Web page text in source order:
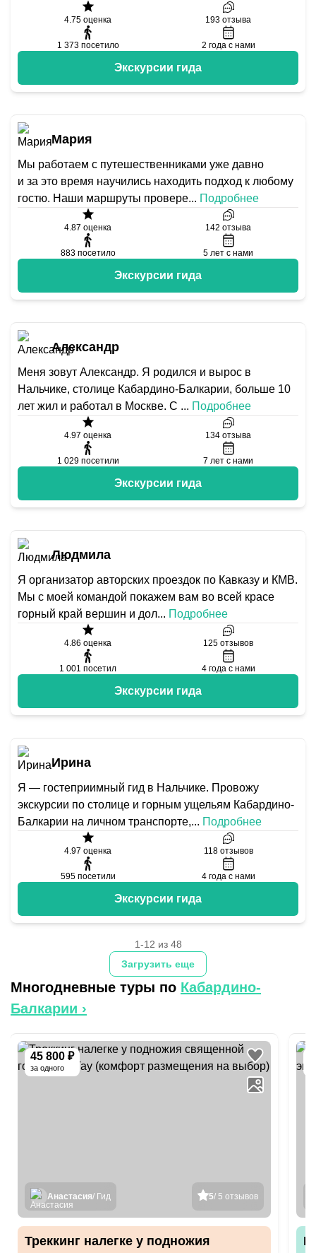
4.75 оценка 193 отзыва
1 373 посетило 2 года с нами
Экскурсии гида
Мария
Мы работаем с путешественниками уже давно
и за это время научились находить подход к любому
гостю. Наши маршруты провере... Подробнее
4.87 оценка 142 отзыва
883 посетило 5 лет с нами
Экскурсии гида
Александр
Меня зовут Александр. Я родился и вырос в
Нальчике, столице Кабардино-Балкарии, больше 10
лет жил и работал в Москве. С ... Подробнее
4.97 оценка 134 отзыва
1 029 посетили 7 лет с нами
Экскурсии гида
Людмила
Я организатор авторских проездок по Кавказу и КМВ.
Мы с моей командой покажем вам во всей красе
горный край вершин и дол... Подробнее
4.86 оценка 125 отзывов
1 001 посетил 4 года с нами
Экскурсии гида
Ирина
Я — гостеприимный гид в Нальчике. Провожу
экскурсии по столице и горным ущельям Кабардино-
Балкарии на личном транспорте,... Подробнее
4.97 оценка 118 отзывов
595 посетили 4 года с нами
Экскурсии гида
Загрузить еще
1-12 из 48
Многодневные туры по Кабардино-
Балкарии ›
45 800 ₽
за одного
5/ 5 отзывов
Анастасия/ Гид
Треккинг налегке у подножия